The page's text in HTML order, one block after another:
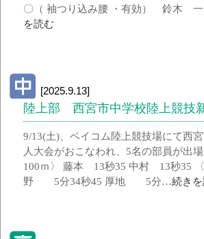
〇（ 袖つり込み腰 ・有効） 鈴木
を読む
[2025.9.13]
陸上部 西宮市中学校陸上競技
9/13(土)、ベイコム陸上競技場にて西
人大会がおこなわれ、5名の部員が出
100ｍ〉 藤本 13秒35 中村 13秒35 〈
野 5分34秒45 厚地 5分…続き